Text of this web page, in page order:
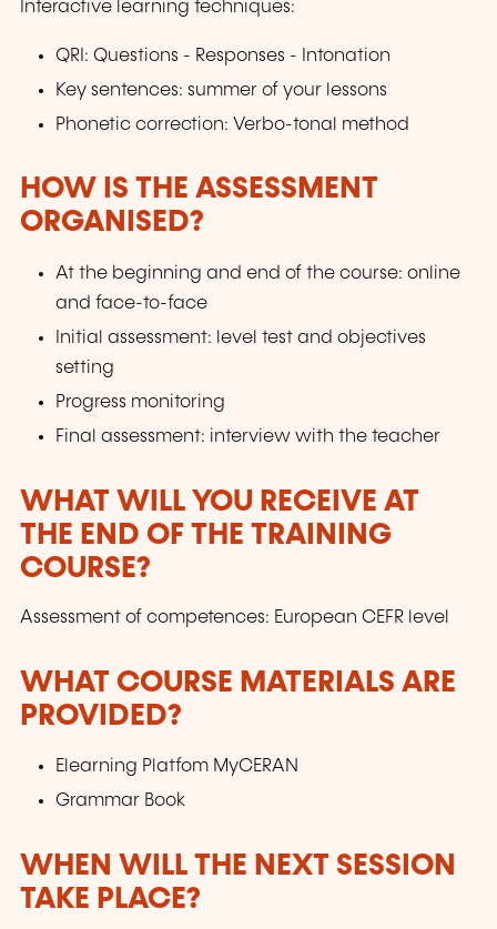
Interactive learning techniques:
QRI: Questions - Responses - Intonation
Key sentences: summer of your lessons
Phonetic correction: Verbo-tonal method
HOW IS THE ASSESSMENT
ORGANISED?
At the beginning and end of the course: online
and face-to-face
Initial assessment: level test and objectives
setting
Progress monitoring
Final assessment: interview with the teacher
WHAT WILL YOU RECEIVE AT
THE END OF THE TRAINING
COURSE?
Assessment of competences: European CEFR level
WHAT COURSE MATERIALS ARE
PROVIDED?
Elearning Platfom MyCERAN
Grammar Book
WHEN WILL THE NEXT SESSION
TAKE PLACE?